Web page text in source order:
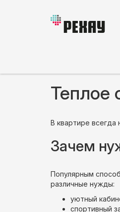
Теплое
В квартире всегда
Зачем
Популярным
различные нужды:
уютный
спортивный